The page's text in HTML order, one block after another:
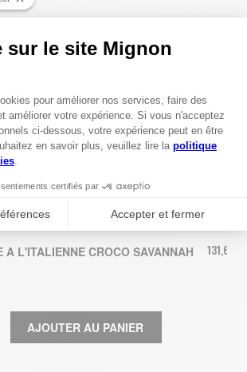
A L'ITALIENNE CROCO SAVANNAH 131,67 €
AJOUTER AU PANIER